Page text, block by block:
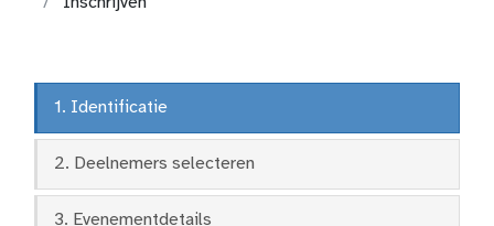
1. Identificatie
2. Deelnemers selecteren
3. Evenementdetails